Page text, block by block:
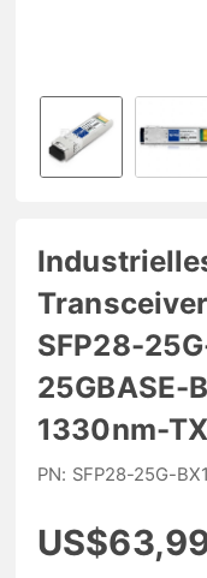
SFP28-
25GBASE-
1330nm-
PN: SFP28-25G-